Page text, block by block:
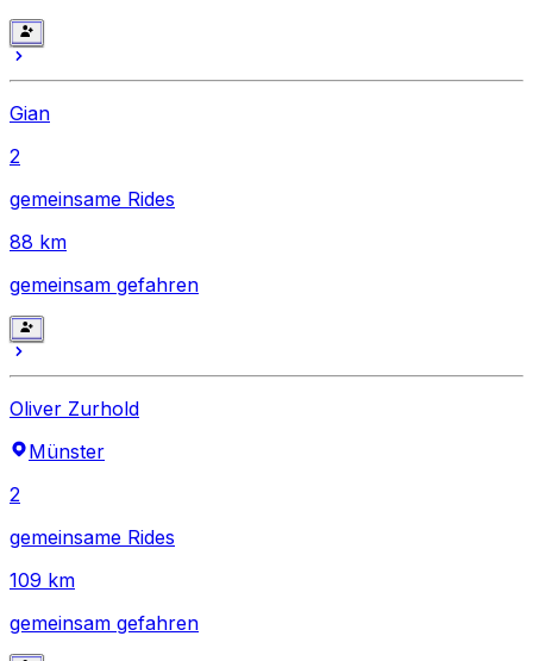
Gian
2
gemeinsame Rides
88 km
gemeinsam gefahren
Oliver Zurhold
Münster
2
gemeinsame Rides
109 km
gemeinsam gefahren